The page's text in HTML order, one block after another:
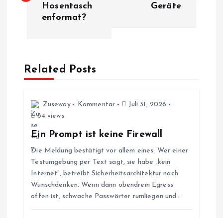
r
a
Hosentasch
enformat?
Geräte
Related Posts
Zuseway Kommentar
Juli 31, 2026
84 views
Ein Prompt ist keine Firewall
Die Meldung bestätigt vor allem eines: Wer einer
Testumgebung per Text sagt, sie habe „kein
Internet“, betreibt Sicherheitsarchitektur nach
Wunschdenken. Wenn dann obendrein Egress
offen ist, schwache Passwörter rumliegen und…